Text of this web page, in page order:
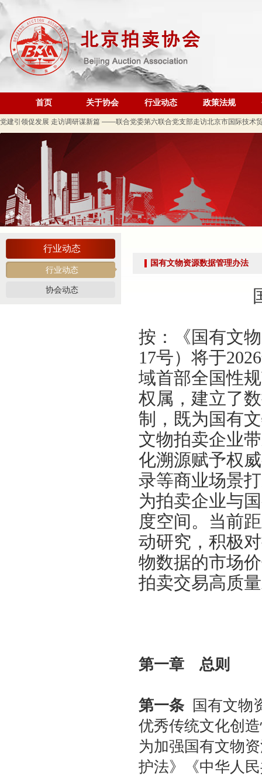
首页 关于协会 行业动态 政策法规
规范运营强基础 跨业合作促发展——联合党委第六联合党支部到北京国际会议展览
关于发布《北京地区文物艺术品拍卖佣（酬）金标准调查报告》的通知
“协会+媒体+法律联动”助力企业发展系列活动之十 ——走进会员单位北京恒泰博车
关于做好夏季防暑降温及汛期安全生产工作的通知
党建引领促发展 走访调研谋新篇 ——联合党委第六联合党支部走访北京市国际技术
关于发布2026年北京市信用承诺企业 拍卖企业（第二批）名单的公告
党建领航商旅融合，联动赋能行业发展——联合党委组织开展“七一”主题党日活动
坚守人民立场 践行正确政绩观——北京拍卖协会流动党支部与第六流动联合党支部
压实安全责任 筑牢商务领域应急防线——北京拍卖协会参加全市商务领域“安全生产
艺术疗愈生活 展现积极人生 ——北京拍卖协会姚光锋会长一行参观刘双舟教授作品
强化内部监督机制 护航协会健康发展——北拍协第五届第四次监事会顺利召开
强本领守底线 促行业提质效——协会张颖秘书长参训 助力拍卖交易高质量发展
党建引领促交流 产教融合共发展——联合党委委员、第六联合支部书记姚光锋参加
党建引领聚合力 调研赋能促提升——北拍协党支部参加第一联合党委赴京客隆专题
发挥党建引领作用 聚合跨行业发展资源——北京市商业服务业行业协会第一联合党
深化数智交流 共促产教融合——姚光锋会长参加北工商商学院与中国国新举办的数
川流京华 共槌共赢——川京拍卖业务交流座谈会在成都召开
“协会+媒体+法律联动”助力企业发展系列活动之九——走进理事单位北京鸿盛祥国际
数智+拍卖 提升拍卖服务能力——姚光锋会长参加中拍协王波会长一行对阿里巴巴调
关于开展2026年度行业信用承诺活动的通知（第二批正式启动）
“协会+媒体+法律联动 助力企业发展”系列活动之八——走访会员单位北京懋隆拍卖有
北京拍卖协会会长姚光锋在2026年全国拍卖行业协会工作会上的交流发言稿
北京拍卖协会参加“2026年全国拍卖行业协会工作会”——姚光锋会长做交流发言
聚势 积微 修德 灵变——协会五届三次会员大会总结发言稿
关于北京地区拍卖企业安全生产和消防安全倡议书
规范运营强基础 跨业合作促发展——联合党委第六联合党支部到北京国际会议展览
关于发布2026年北京市信用承诺企业 拍卖企业（第二批）名单的公告
坚守人民立场 践行正确政绩观——北京拍卖协会流动党支部与第六流动联合党支部
压实安全责任 筑牢商务领域应急防线——北京拍卖协会参加全市商务领域“安全生产
艺术疗愈生活 展现积极人生 ——北京拍卖协会姚光锋会长一行参观刘双舟教授作品
强化内部监督机制 护航协会健康发展——北拍协第五届第四次监事会顺利召开
行业动态
行业动态
协会动态
国有文物资源数据管理办法
按：《国有文
17号）将于
域首部全国性
权属，建立了
制，既为国有
文物拍卖企业
化溯源赋予权
录等商业场景
为拍卖企业与
度空间。当前
动研究，积极
物数据的市场
拍卖交易高质
第一章 总则
第一条 国有文物
优秀传统文化创
为加强国有文物
护法》《中华人